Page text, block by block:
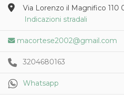
Via Lorenzo il Magnifico 110
Indicazioni stradali
macortese2002@gmail.com
3204680163
Whatsapp